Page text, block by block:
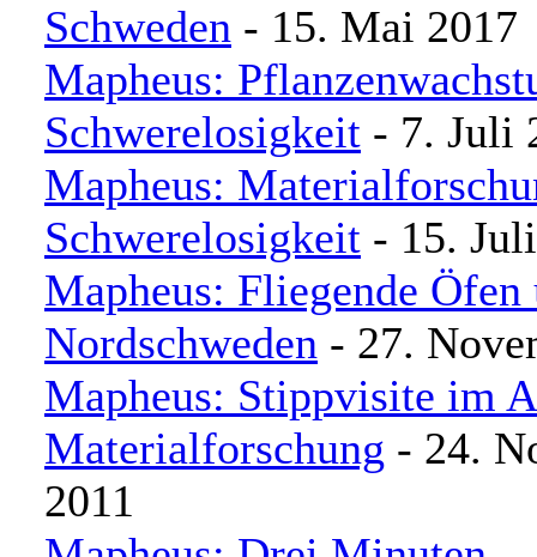
Schweden - 15. Mai 2017
Mapheus:
Schwerelosigkeit - 7. Juli
Mapheus:
Schwerelosigkeit - 15.
Mapheus: Fliegende Öfen
Nordschweden - 27.
Mapheus: Stippvisite im
Materialforschung - 24.
2011